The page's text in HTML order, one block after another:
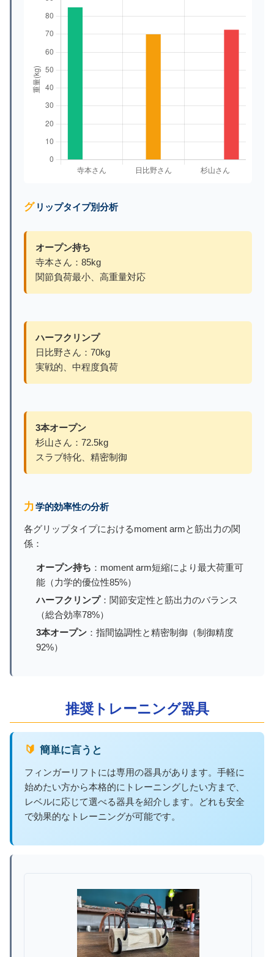
グリップタイプ別分析
オープン持ち
寺本さん：85kg
関節負荷最小、高重量対応
ハーフクリンプ
日比野さん：70kg
実戦的、中程度負荷
3本オープン
杉山さん：72.5kg
スラブ特化、精密制御
力学的効率性の分析
各グリップタイプにおけるmoment armと筋出力の関
係：
オープン持ち ：moment arm短縮により最大荷重可
能（力学的優位性85%）
ハーフクリンプ：関節安定性と筋出力のバランス
（総合効率78%）
3本オープン ：指間協調性と精密制御（制御精度
92%）
推奨トレーニング器具
🔰 簡単に言うと
フィンガーリフトには専用の器具があります。手軽に
始めたい方から本格的にトレーニングしたい方まで、
レベルに応じて選べる器具を紹介します。どれも安全
で効果的なトレーニングが可能です。